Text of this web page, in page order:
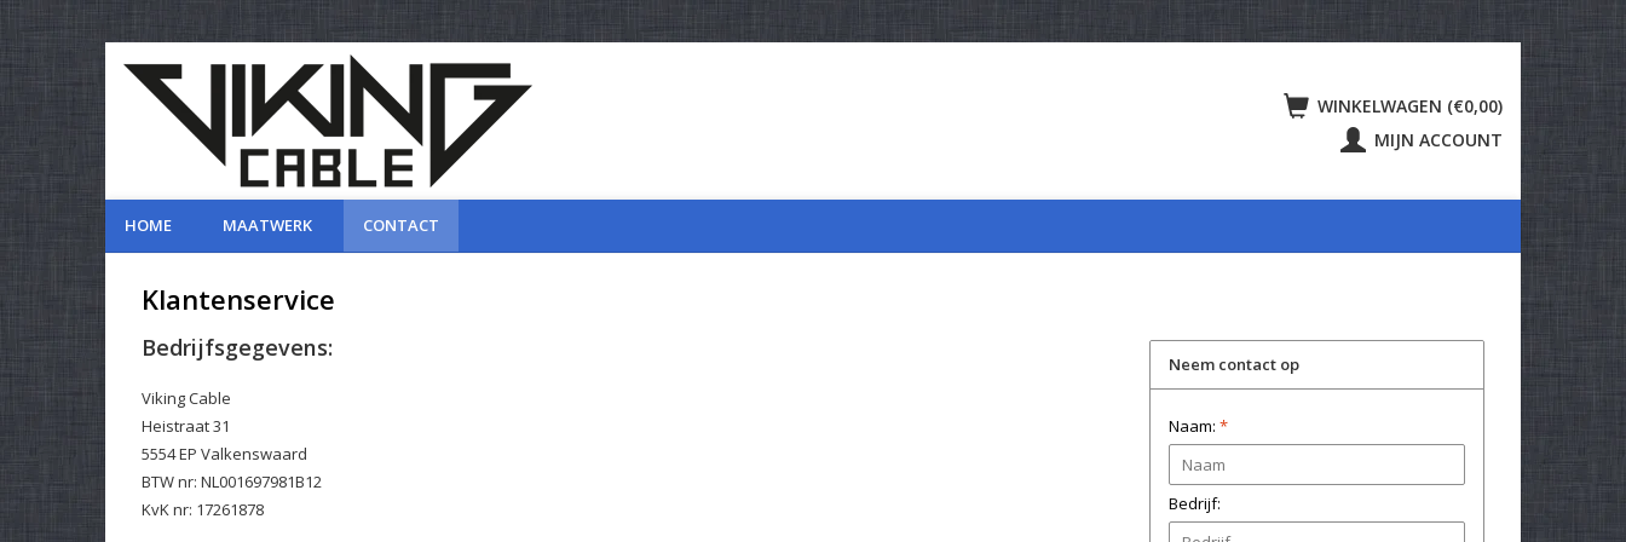
WINKELWAGEN (€0,00)
MIJN ACCOUNT
HOME MAATWERK CONTACT
Klantenservice
Bedrijfsgegevens:
Viking Cable
Heistraat 31
5554 EP Valkenswaard
BTW nr: NL001697981B12
KvK nr: 17261878
Neem contact op
Naam: *
Bedrijf: